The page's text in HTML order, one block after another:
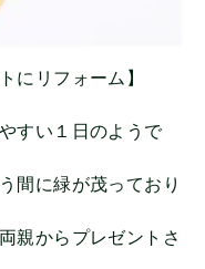
にリフォーム】
すい１日のようで
間に緑が茂っており
親からプレゼントさ